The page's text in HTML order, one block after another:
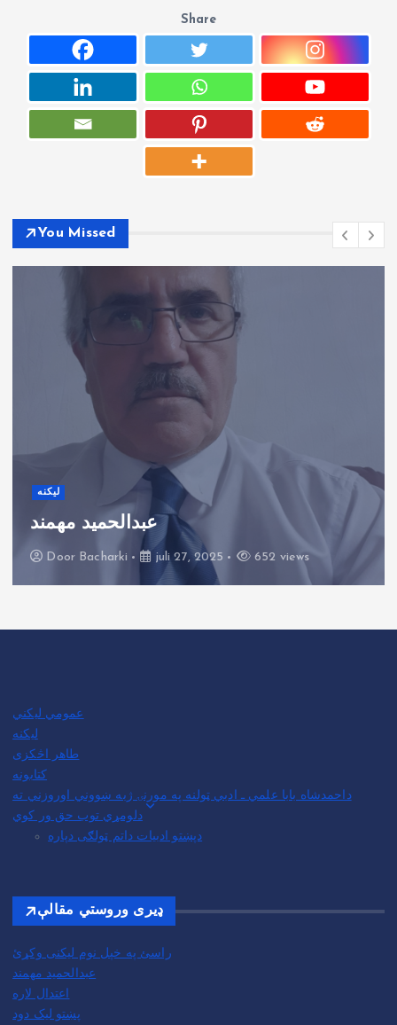
Share
You Missed
لیکنه
عبدالحمید مهمند
Door Bacharki juli 27, 2025 652 views
عمومي لیکني
لیکنه
طاهر اڅکزی
کتابونه
داحمدشاه بابا علمي ـ ادبي ټولنه په مورنۍ ژبه ښووني اوروزني ته
دلومړي توب حق ور کوي
دپښتو ادبیات داتم ټولګی دپاره
ډیری وروستي مقالې
راسئ په خپل نوم لیکنی وکړئ
عبدالحمید مهمند
اعتدال لاره
پښتو لیک دود